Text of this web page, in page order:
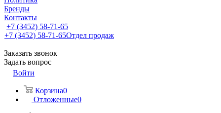
Бренды
Контакты
+7 (3452) 58-71-65
+7 (3452) 58-71-65Отдел продаж
Заказать звонок
Задать вопрос
Войти
Корзина0
Отложенные0